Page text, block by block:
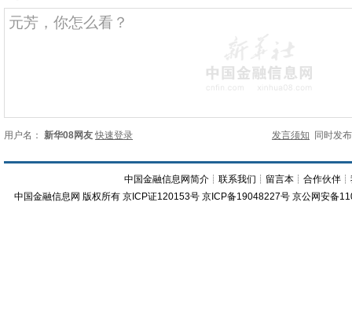
用户名： 新华08网友 快速登录 发言须知 同时发
中国金融信息网简介 ┊联系我们 ┊ 留言本 ┊合作伙伴 ┊
中国金融信息网 版权所有 京ICP证120153号 京ICP备19048227号 京公网安备